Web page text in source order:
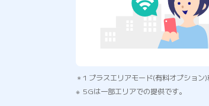
1 プラスエリアモード(有料オプション)
5Gは一部エリアでの提供です。